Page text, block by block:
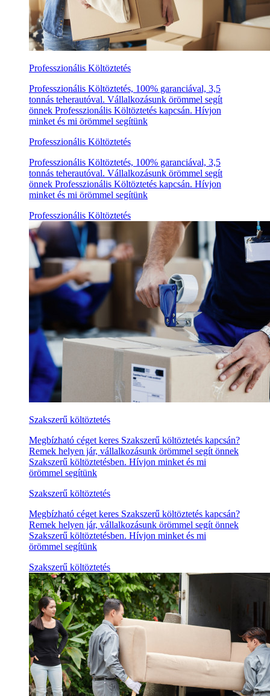
Professzionális Költöztetés
Professzionális Költöztetés, 100% garanciával, 3,5
tonnás teherautóval. Vállalkozásunk örömmel segít
önnek Professzionális Költöztetés kapcsán. Hívjon
minket és mi örömmel segítünk
Professzionális Költöztetés
Professzionális Költöztetés, 100% garanciával, 3,5
tonnás teherautóval. Vállalkozásunk örömmel segít
önnek Professzionális Költöztetés kapcsán. Hívjon
minket és mi örömmel segítünk
Professzionális Költöztetés
Szakszerű költöztetés
Megbízható céget keres Szakszerű költöztetés kapcsán?
Remek helyen jár, vállalkozásunk örömmel segít önnek
Szakszerű költöztetésben. Hívjon minket és mi
örömmel segítünk
Szakszerű költöztetés
Megbízható céget keres Szakszerű költöztetés kapcsán?
Remek helyen jár, vállalkozásunk örömmel segít önnek
Szakszerű költöztetésben. Hívjon minket és mi
örömmel segítünk
Szakszerű költöztetés